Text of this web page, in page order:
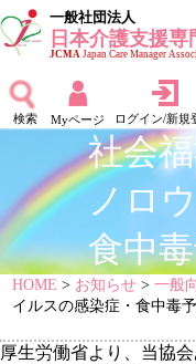
一般社団法人
日本介護支援専
JCMAJapan Care Manager
検索 Myページ ログイン/新規
社会
ノロ
食中
HOME > お知らせ >一般
イルスの感染症・食中毒
厚生労働省より、当協